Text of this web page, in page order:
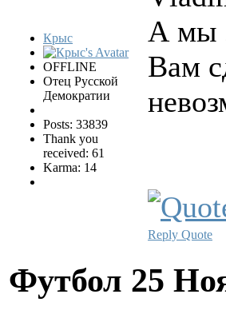
Крыс
OFFLINE
Отец Русской
Демократии
Posts: 33839
Thank you
received: 61
Karma: 14
А мы
Вам
Reply Quote
Футбол 25